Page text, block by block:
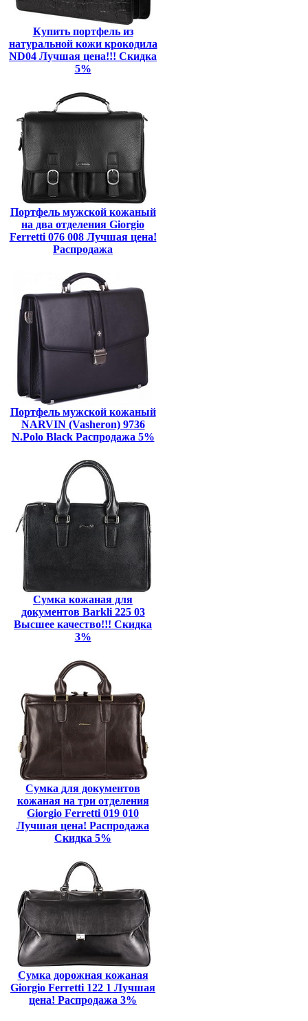
Купить портфель из
натуральной кожи крокодила
ND04 Лучшая цена!!! Скидка
5%
Портфель мужской кожаный
на два отделения Giorgio
Ferretti 076 008 Лучшая цена!
Распродажа
Портфель мужской кожаный
NARVIN (Vasheron) 9736
N.Polo Black Распродажа 5%
Сумка кожаная для
документов Barkli 225 03
Высшее качество!!! Скидка
3%
Сумка для документов
кожаная на три отделения
Giorgio Ferretti 019 010
Лучшая цена! Распродажа
Скидка 5%
Сумка дорожная кожаная
Giorgio Ferretti 122 1 Лучшая
цена! Распродажа 3%